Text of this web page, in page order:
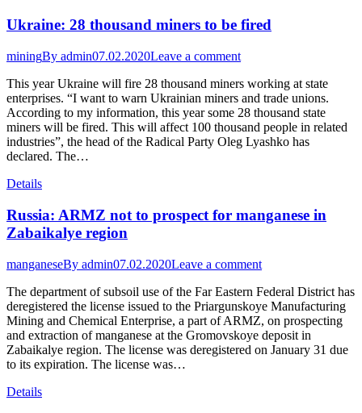
Ukraine: 28 thousand miners to be fired
miningBy admin07.02.2020Leave a comment
This year Ukraine will fire 28 thousand miners working at state
enterprises. “I want to warn Ukrainian miners and trade unions.
According to my information, this year some 28 thousand state
miners will be fired. This will affect 100 thousand people in related
industries”, the head of the Radical Party Oleg Lyashko has
declared. The…
Details
Russia: ARMZ not to prospect for manganese in
Zabaikalye region
manganeseBy admin07.02.2020Leave a comment
The department of subsoil use of the Far Eastern Federal District has
deregistered the license issued to the Priargunskoye Manufacturing
Mining and Chemical Enterprise, a part of ARMZ, on prospecting
and extraction of manganese at the Gromovskoye deposit in
Zabaikalye region. The license was deregistered on January 31 due
to its expiration. The license was…
Details